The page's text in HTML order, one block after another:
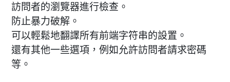
訪問者的瀏覽器進行檢查。
防止暴力破解。
可以輕鬆地翻譯所有前端字符串的設置。
還有其他一些選項，例如允許訪問者請求密碼
等。